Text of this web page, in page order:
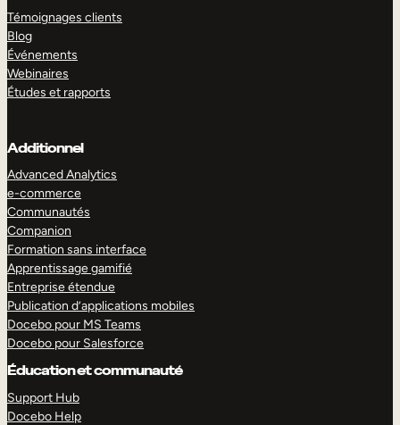
Témoignages clients
Blog
Événements
Webinaires
Études et rapports
Additionnel
Advanced Analytics
e-commerce
Communautés
Companion
Formation sans interface
Apprentissage gamifié
Entreprise étendue
Publication d’applications mobiles
Docebo pour MS Teams
Docebo pour Salesforce
Éducation et communauté
Support Hub
Docebo Help